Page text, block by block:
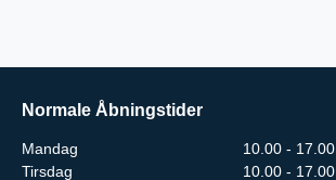
Normale Åbningstider
Mandag
10.00 - 17.00
Tirsdag
10.00 - 17.00